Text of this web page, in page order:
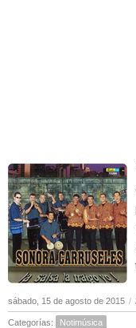
sábado, 15 de agosto de 2015 /
Categorías: Notimúsica